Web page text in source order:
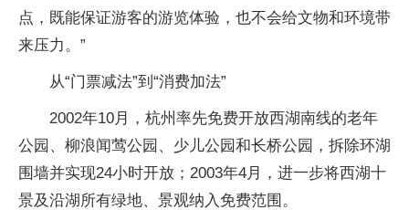
点，既能保证游客的游览体验，也不会给文物和环境带
来压力。”
从“门票减法”到“消费加法”
2002年10月，杭州率先免费开放西湖南线的老年
公园、柳浪闻莺公园、少儿公园和长桥公园，拆除环湖
围墙并实现24小时开放；2003年4月，进一步将西湖十
景及沿湖所有绿地、景观纳入免费范围。